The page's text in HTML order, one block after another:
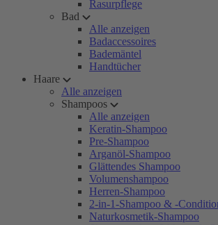
Rasurpflege
Bad
Alle anzeigen
Badaccessoires
Bademäntel
Handtücher
Haare
Alle anzeigen
Shampoos
Alle anzeigen
Keratin-Shampoo
Pre-Shampoo
Arganöl-Shampoo
Glättendes Shampoo
Volumenshampoo
Herren-Shampoo
2-in-1-Shampoo & -
Naturkosmetik-Shampoo